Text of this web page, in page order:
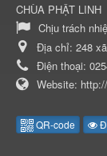
CHÙA PHẬT LINH
Chịu trách
Địa chỉ: 248
Điện thoại:
Website:
QR-code